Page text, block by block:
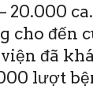
20.000
cho đến
đã
lượt